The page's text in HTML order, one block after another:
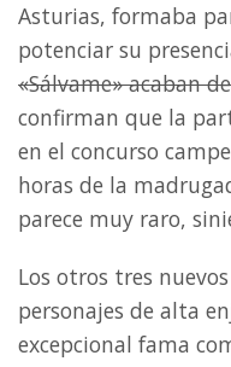
Asturias, formaba
potenciar su
«Sálvame» acaban
confirman que la
en el concurso
horas de la
parece muy raro,
Los otros tres
personajes de alta
excepcional fama